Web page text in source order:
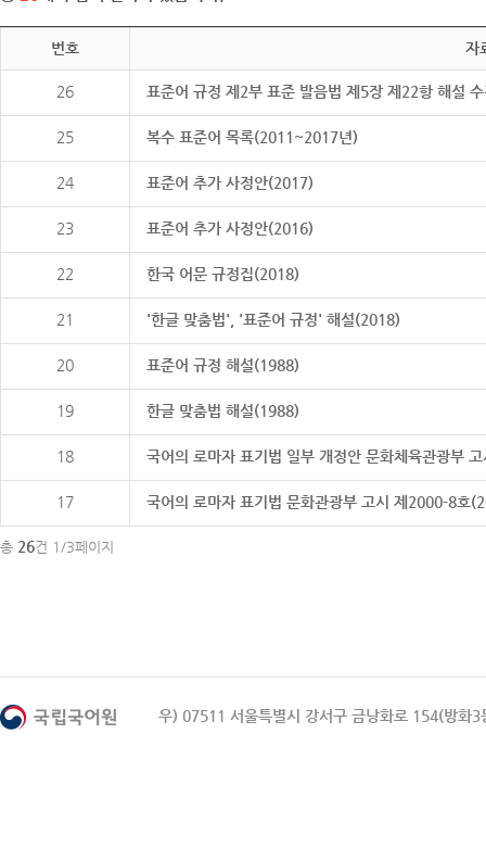
번호 자
26 표준어 규정 제2부 표준 발음법 제5장 제22항 해설
25 복수 표준어 목록(2011~2017년)
24 표준어 추가 사정안(2017)
23 표준어 추가 사정안(2016)
22 한국 어문 규정집(2018)
21 '한글 맞춤법', '표준어 규정' 해설(2018)
20 표준어 규정 해설(1988)
19 한글 맞춤법 해설(1988)
18 국어의 로마자 표기법 일부 개정안 문화체육관광부
17 국어의 로마자 표기법 문화관광부 고시 제2000-8호
총 26건 1/3페이지
우) 07511 서울특별시 강서구 금낭화로 154(방화3